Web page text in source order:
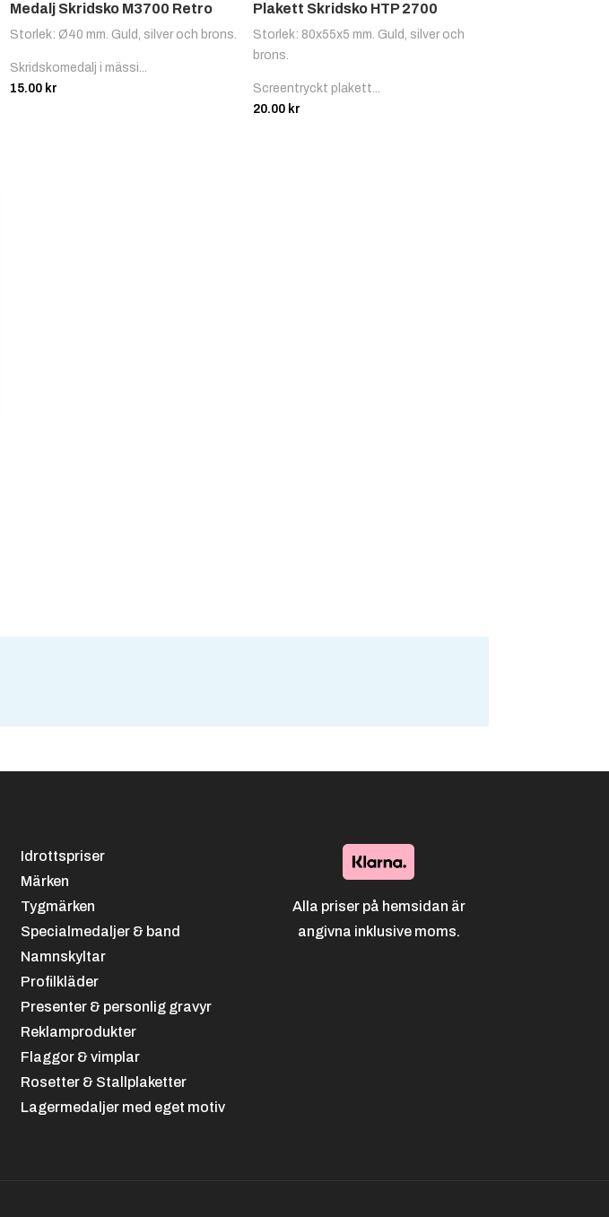
Medalj Skridsko M3700 Retro
Storlek: Ø40 mm. Guld, silver och brons.
Skridskomedalj i mässi...
15.00 kr
Plakett Skridsko HTP 2700
Storlek: 80x55x5 mm. Guld, silver och
brons.
Screentryckt plakett...
20.00 kr
Idrottspriser
Märken
Tygmärken
Specialmedaljer & band
Namnskyltar
Profilkläder
Presenter & personlig gravyr
Reklamprodukter
Flaggor & vimplar
Rosetter & Stallplaketter
Lagermedaljer med eget motiv
Alla priser på hemsidan är
angivna inklusive moms.